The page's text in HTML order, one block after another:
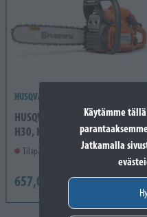
Käytämme
Jatkamalla
HUSQVARNA
HUSQVARNA 445E II 13" .325"
H30, KEV.KÄYNN. PI...
Tilapäisesti loppuunmyyty
657,00 €